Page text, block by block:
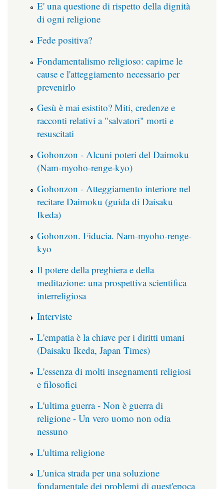
E' una questione di rispetto della dignità
di ogni religione
Fede positiva?
Fondamentalismo religioso: capirne le
cause e l'atteggiamento necessario per
prevenirlo
Gesù è mai esistito? Miti, credenze e
racconti relativi a "salvatori" morti e
resuscitati
Gohonzon - Alcuni poteri del Daimoku
(Nam-myoho-renge-kyo)
Gohonzon - Atteggiamento interiore nel
recitare Daimoku (guida di Daisaku
Ikeda)
Gohonzon. Fiducia. Nam-myoho-renge-
kyo
Il potere della preghiera e della
meditazione: una prospettiva scientifica
interreligiosa
Interviste
L'empatia è la chiave per i diritti umani
(Daisaku Ikeda, Japan Times)
L'essenza di molti insegnamenti religiosi
e filosofici
L'ultima guerra - Non è guerra di
religione - Un vero uomo non odia
nessuno
L'ultima religione
L'unica strada per una soluzione
fondamentale dei problemi di quest'epoca